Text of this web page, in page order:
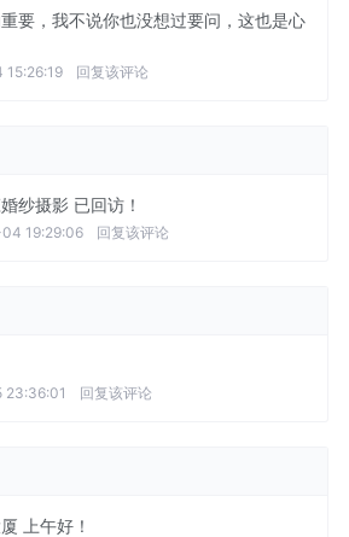
要，我不说你也没想过要问，这也是心
回复该评论
纱摄影 已回访！
19:29:06 回复该评论
回复该评论
上午好！